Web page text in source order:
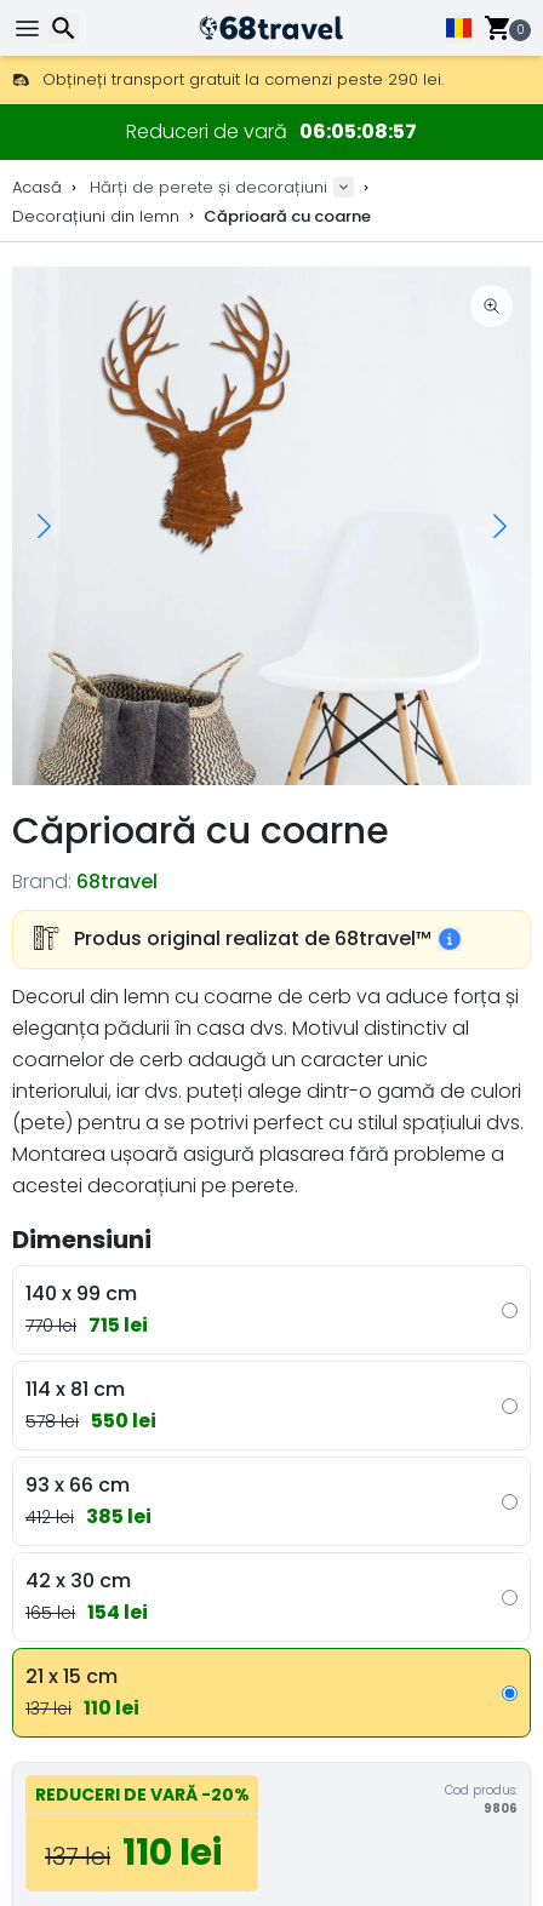
0
Obțineți transport gratuit la comenzi peste 290 lei.
DHL Express peste noapte, de asemenea, disponibil.
30 zile pentru retur, 90 zile pentru hărți din lemn și decorațiuni.
Reduceri de vară 06050856
Acasă
Hărți de perete și decorațiuni
Decorațiuni din lemn
Căprioară cu coarne
Căprioară cu coarne
Brand: 68travel
Produs original realizat de 68travel™️
Decorul din lemn cu coarne de cerb va aduce forța și
eleganța pădurii în casa dvs. Motivul distinctiv al
coarnelor de cerb adaugă un caracter unic
interiorului, iar dvs. puteți alege dintr-o gamă de culori
(pete) pentru a se potrivi perfect cu stilul spațiului dvs.
Montarea ușoară asigură plasarea fără probleme a
acestei decorațiuni pe perete.
Dimensiuni
140 x 99 cm
770 lei 715 lei
114 x 81 cm
578 lei 550 lei
93 x 66 cm
412 lei 385 lei
42 x 30 cm
165 lei 154 lei
21 x 15 cm
137 lei 110 lei
REDUCERI DE VARĂ -20%
137 lei 110 lei
Cod produs:
9806
Căutare